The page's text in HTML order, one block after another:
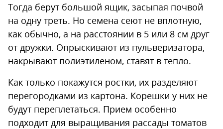
Тогда берут большой ящик, засыпая почвой
на одну треть. Но семена сеют не вплотную,
как обычно, а на расстоянии в 5 или 8 см друг
от дружки. Опрыскивают из пульверизатора,
накрывают полиэтиленом, ставят в тепло.
Как только покажутся ростки, их разделяют
перегородками из картона. Корешки у них не
будут переплетаться. Прием особенно
подходит для выращивания рассады томатов